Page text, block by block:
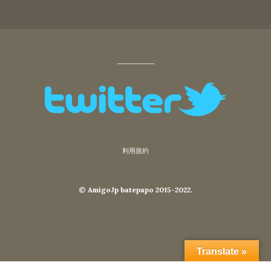
利用規約
© AmigoJp batepapo 2015-2022.
Translate »